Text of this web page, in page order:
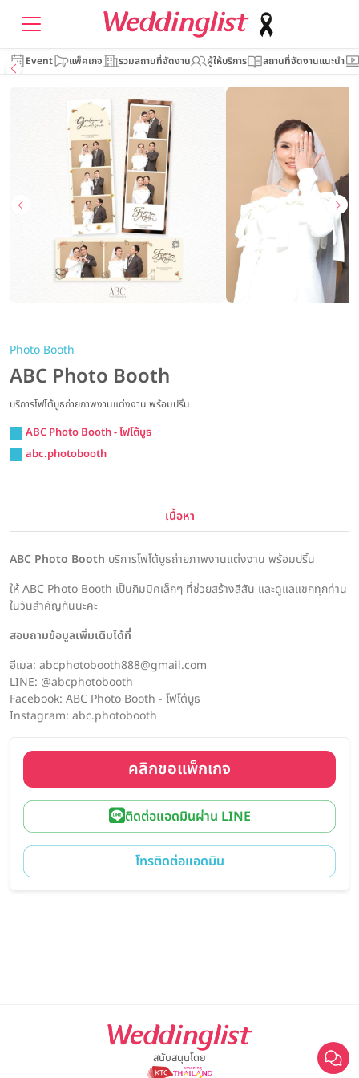
Event แพ็คเกจ รวมสถานที่จัดงาน ผู้ให้บริการ สถานที่จัดงานแนะนำ
Photo Booth
ABC Photo Booth
บริการโฟโต้บูธถ่ายภาพงานแต่งงาน พร้อมปริ้น
ABC Photo Booth - โฟโต้บูธ
abc.photobooth
เนื้อหา
ABC Photo Booth บริการโฟโต้บูธถ่ายภาพงานแต่งงาน พร้อมปริ้น
ให้ ABC Photo Booth เป็นกิมมิคเล็กๆ ที่ช่วยสร้างสีสัน และดูแลแขกทุกท่าน
ในวันสำคัญกันนะคะ
สอบถามข้อมูลเพิ่มเติมได้ที่
อีเมล: abcphotobooth888@gmail.com
LINE: @abcphotobooth
Facebook: ABC Photo Booth - โฟโต้บูธ
Instagram: abc.photobooth
คลิกขอแพ็กเกจ
ติดต่อแอดมินผ่าน LINE
โทรติดต่อแอดมิน
สนับสนุนโดย